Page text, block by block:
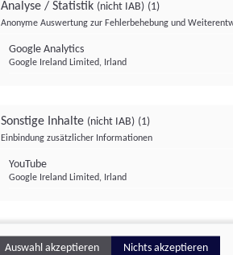
Analyse / Statistik (nicht IAB) (1)
Anonyme Auswertung zur Fehlerbehebung und
Google Analytics
Google Ireland Limited, Irland
Sonstige Inhalte (nicht IAB) (1)
Einbindung zusätzlicher Informationen
YouTube
Google Ireland Limited, Irland
Auswahl akzeptieren Nichts akzeptieren